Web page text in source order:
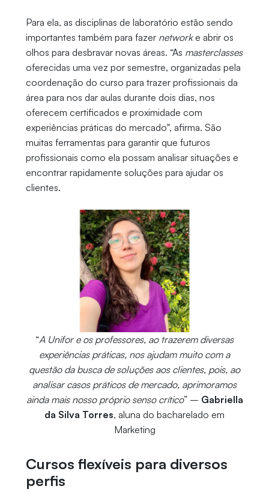
Para ela, as disciplinas de laboratório estão sendo
importantes também para fazer networke abrir os
olhos para desbravar novas áreas. “As masterclasses
oferecidas uma vez por semestre, organizadas pela
coordenação do curso para trazer profissionais da
área para nos dar aulas durante dois dias, nos
oferecem certificados e proximidade com
experiências práticas do mercado", afirma. São
muitas ferramentas para garantir que futuros
profissionais como ela possam analisar situações e
encontrar rapidamente soluções para ajudar os
clientes.
“A Unifor e os professores, ao trazerem diversas
experiências práticas, nos ajudam muito com a
questão da busca de soluções aos clientes, pois, ao
analisar casos práticos de mercado, aprimoramos
ainda mais nosso próprio senso crítico” – Gabriella
da Silva Torres, aluna do bacharelado em
Marketing
Cursos flexíveis para diversos
perfis